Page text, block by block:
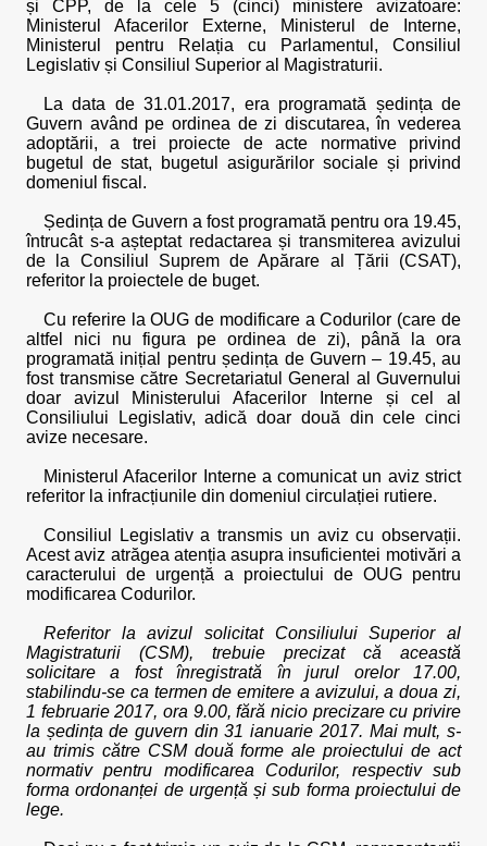
și CPP, de la cele 5 (cinci) ministere avizatoare:
Ministerul Afacerilor Externe, Ministerul de Interne,
Ministerul pentru Relația cu Parlamentul, Consiliul
Legislativ și Consiliul Superior al Magistraturii.
La data de 31.01.2017, era programată ședința de
Guvern având pe ordinea de zi discutarea, în vederea
adoptării, a trei proiecte de acte normative privind
bugetul de stat, bugetul asigurărilor sociale și privind
domeniul fiscal.
Ședința de Guvern a fost programată pentru ora 19.45,
întrucât s-a așteptat redactarea și transmiterea avizului
de la Consiliul Suprem de Apărare al Țării (CSAT),
referitor la proiectele de buget.
Cu referire la OUG de modificare a Codurilor (care de
altfel nici nu figura pe ordinea de zi), până la ora
programată inițial pentru ședința de Guvern – 19.45, au
fost transmise către Secretariatul General al Guvernului
doar avizul Ministerului Afacerilor Interne și cel al
Consiliului Legislativ, adică doar două din cele cinci
avize necesare.
Ministerul Afacerilor Interne a comunicat un aviz strict
referitor la infracțiunile din domeniul circulației rutiere.
Consiliul Legislativ a transmis un aviz cu observații.
Acest aviz atrăgea atenția asupra insuficientei motivări a
caracterului de urgență a proiectului de OUG pentru
modificarea Codurilor.
Referitor la avizul solicitat Consiliului Superior al
Magistraturii (CSM), trebuie precizat că această
solicitare a fost înregistrată în jurul orelor 17.00,
stabilindu-se ca termen de emitere a avizului, a doua zi,
1 februarie 2017, ora 9.00, fără nicio precizare cu privire
la ședința de guvern din 31 ianuarie 2017. Mai mult, s-
au trimis către CSM două forme ale proiectului de act
normativ pentru modificarea Codurilor, respectiv sub
forma ordonanței de urgență și sub forma proiectului de
lege.